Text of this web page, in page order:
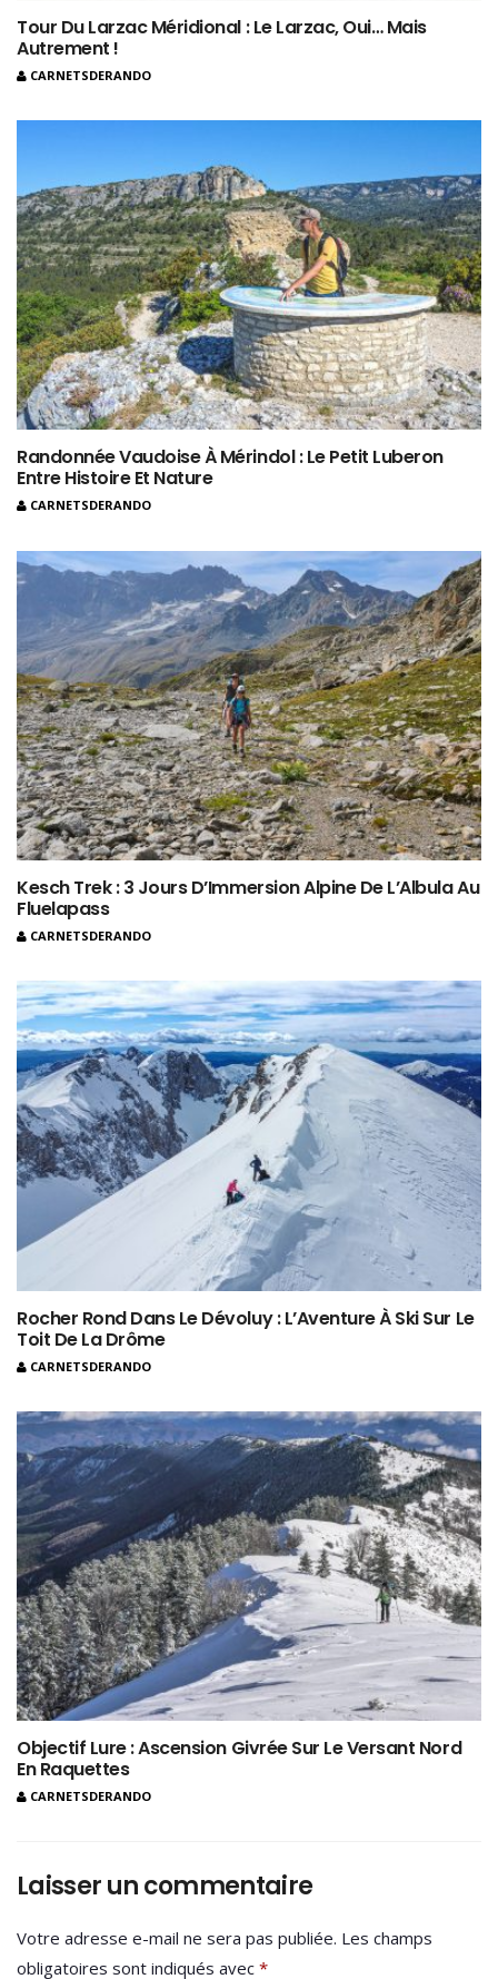
Tour Du Larzac Méridional : Le Larzac, Oui… Mais
Autrement !
CARNETSDERANDO
Randonnée Vaudoise À Mérindol : Le Petit Luberon
Entre Histoire Et Nature
CARNETSDERANDO
Kesch Trek : 3 Jours D’Immersion Alpine De L’Albula Au
Fluelapass
CARNETSDERANDO
Rocher Rond Dans Le Dévoluy : L’Aventure À Ski Sur Le
Toit De La Drôme
CARNETSDERANDO
Objectif Lure : Ascension Givrée Sur Le Versant Nord
En Raquettes
CARNETSDERANDO
Laisser un commentaire
Votre adresse e-mail ne sera pas publiée. Les champs
obligatoires sont indiqués avec *